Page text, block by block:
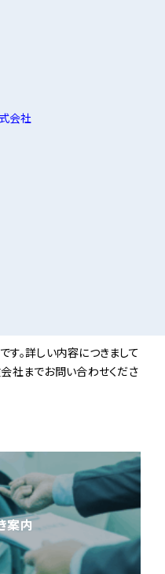
会社
。詳しい内容につきまして
社までお問い合わせくださ
案内